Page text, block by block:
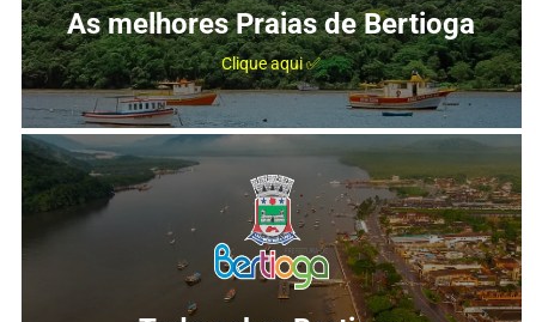
As melhores Praias de Bertioga
Clique aqui ✅